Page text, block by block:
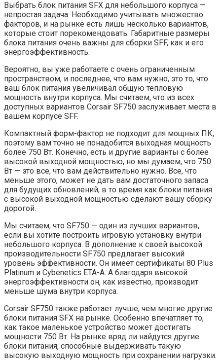
Выбрать блок питания SFX для небольшого корпуса —
непростая задача. Необходимо учитывать множество
факторов, и на рынке есть лишь несколько вариантов,
которые стоит порекомендовать. Габаритные размеры
блока питания очень важны для сборки SFF, как и его
энергоэффективность.
Вероятно, вы уже работаете с очень ограниченным
пространством, и последнее, что вам нужно, это то, что
ваш блок питания увеличивал общую тепловую
мощность внутри корпуса. Мы считаем, что из всех
доступных вариантов Corsair SF750 заслуживает места в
вашем корпусе SFF.
Компактный форм-фактор не подходит для мощных ПК,
поэтому вам точно не понадобится выходная мощность
более 750 Вт. Конечно, есть и другие варианты с более
высокой выходной мощностью, но мы думаем, что 750
Вт — это все, что вам действительно нужно. Все, что
меньше этого, может не дать вам достаточного запаса
для будущих обновлений, в то время как блоки питания
с высокой выходной мощностью сделают вашу сборку
дорогой.
Мы считаем, что SF750 — один из лучших вариантов,
если вы хотите построить игровую установку внутри
небольшого корпуса. В дополнение к своей высокой
производительности SF750 предлагает высокий
уровень эффективности. Он имеет сертификаты 80 Plus
Platinum и Cybenetics ETA-A. А благодаря высокой
энергоэффективности он, как известно, производит
меньше шума внутри корпуса.
Corsair SF750 также работает лучше, чем многие другие
блоки питания SFX на рынке. Особенно впечатляет то,
как такое маленькое устройство может достигать
мощности 750 Вт. На рынке вряд ли найдутся другие
блоки питания, способные выдерживать такую ​​
высокую выходную мощность при сохранении нагрузки.